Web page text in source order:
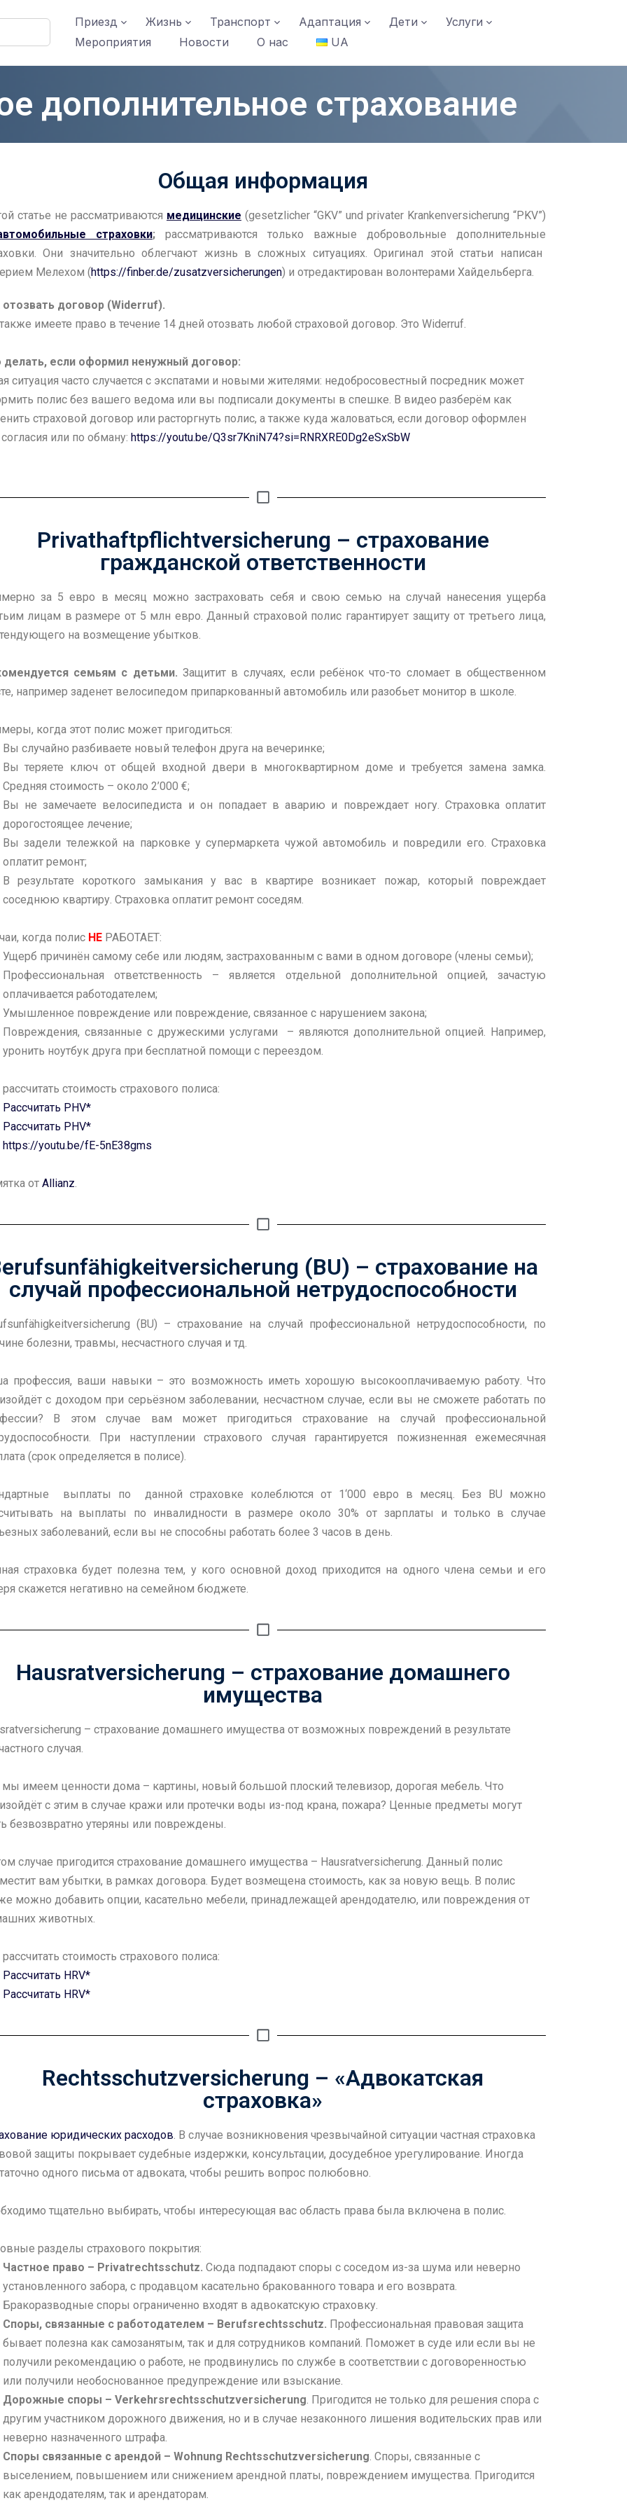
Приезд Жизнь Транспорт Адаптация Дети
Услуги
Мероприятия
Новости О нас UA
дополнительное страхование
Общая информация
статье не рассматриваются медицинские (gesetzlicher “GKV” und privater Krankenversicherung “PKV”)
страховки;рассматриваются только важные добровольныедополнительные
Они значительно облегчают жизнь в сложных ситуациях. Оригинал этой статьи написан
Мелехом (https://finber.de/zusatzversicherungen) и отредактирован волонтерами Хайдельберга.
отозвать договор (Widerruf).
имеете право в течение 14 дней отозвать любой страховой договор. Это Widerruf.
делать, если оформил ненужный договор:
ситуация часто случается с экспатами и новыми жителями: недобросовестный посредник может
полис без вашего ведома или вы подписали документы в спешке. В видео разберём как
страховой договор или расторгнуть полис, а также куда жаловаться, если договор оформлен
или по обману: https://youtu.be/Q3sr7KniN74?si=RNRXRE0Dg2eSxSbW
Privathaftpflichtversicherung – страхование
гражданской ответственности
за 5 евро в месяц можно застраховать себя и свою семью на случай нанесения ущерба
лицам в размере от 5 млн евро. Данный страховой полис гарантирует защиту от третьего лица,
на возмещение убытков.
семьям с детьми. Защитит в случаях, если ребёнок что-то сломает в общественном
например заденет велосипедом припаркованный автомобиль или разобьет монитор в школе.
когда этот полис может пригодиться:
Вы случайно разбиваете новый телефон друга на вечеринке;
Вы теряете ключ от общей входной двери в многоквартирном доме и требуется замена замка.
Средняя стоимость – около 2’000 €;
Вы не замечаете велосипедиста и он попадает в аварию и повреждает ногу. Страховка оплатит
дорогостоящее лечение;
Вы задели тележкой на парковке у супермаркета чужой автомобиль и повредили его. Страховка
оплатит ремонт;
В результате короткого замыкания у вас в квартире возникает пожар, который повреждает
соседнюю квартиру. Страховка оплатит ремонт соседям.
когда полис НЕРАБОТАЕТ:
Ущерб причинён самому себе или людям, застрахованным с вами в одном договоре (члены семьи);
Профессиональная ответственность – является отдельной дополнительной опцией, зачастую
оплачивается работодателем;
Умышленное повреждение или повреждение, связанное с нарушением закона;
Повреждения, связанные с дружескими услугами – являются дополнительной опцией. Например,
уронить ноутбук друга при бесплатной помощи с переездом.
стоимость страхового полиса:
Рассчитать PHV*
Рассчитать PHV*
https://youtu.be/fE-5nE38gms
от Allianz.
(BU) – страхование на
случай профессиональной нетрудоспособности
(BU) – страхование на случай профессиональной нетрудоспособности, по
болезни, травмы, несчастного случая и тд.
профессия, ваши навыки – это возможность иметь хорошую высокооплачиваемую работу. Что
с доходом при серьёзном заболевании, несчастном случае, если вы не сможете работать по
В этом случае вам может пригодиться страхование на случай профессиональной
При наступлении страхового случая гарантируется пожизненная ежемесячная
(срок определяется в полисе).
выплаты по данной страховке колеблются от 1‘000 евро в месяц. Без BU можно
на выплаты по инвалидности в размере около 30% от зарплаты и только в случае
заболеваний, если вы не способны работать более 3 часов в день.
страховка будет полезна тем, у кого основной доход приходится на одного члена семьи и его
скажется негативно на семейном бюджете.
Hausratversicherung – страхование домашнего
имущества
– страхование домашнего имущества от возможных повреждений в результате
случая.
мы имеем ценности дома – картины, новый большой плоский телевизор, дорогая мебель. Что
с этим в случае кражи или протечки воды из-под крана, пожара? Ценные предметы могут
безвозвратно утеряны или повреждены.
случае пригодится страхование домашнего имущества – Hausratversicherung. Данный полис
вам убытки, в рамках договора. Будет возмещена стоимость, как за новую вещь. В полис
можно добавить опции, касательно мебели, принадлежащей арендодателю, или повреждения от
животных.
стоимость страхового полиса:
Рассчитать HRV*
Рассчитать HRV*
Rechtsschutzversicherung – «Адвокатская
страховка»
юридических расходов. В случае возникновения чрезвычайной ситуации частная страховка
защиты покрывает судебные издержки, консультации, досудебное урегулирование. Иногда
одного письма от адвоката, чтобы решить вопрос полюбовно.
тщательно выбирать, чтобы интересующая вас область права была включена в полис.
разделы страхового покрытия:
Частное право – Privatrechtsschutz. Сюда подпадают споры с соседом из-за шума или неверно
установленного забора, с продавцом касательно бракованного товара и его возврата.
Бракоразводные споры ограниченно входят в адвокатскую страховку.
Споры, связанные с работодателем – Berufsrechtsschutz. Профессиональная правовая защита
бывает полезна как самозанятым, так и для сотрудников компаний. Поможет в суде или если вы не
получили рекомендацию о работе, не продвинулись по службе в соответствии с договоренностью
или получили необоснованное предупреждение или взыскание.
Дорожные споры – Verkehrsrechtsschutzversicherung. Пригодится не только для решения спора с
другим участником дорожного движения, но и в случае незаконного лишения водительских прав или
неверно назначенного штрафа.
Споры связанные с арендой – Wohnung Rechtsschutzversicherung. Споры, связанные с
выселением, повышением или снижением арендной платы, повреждением имущества. Пригодится
как арендодателям, так и арендаторам.